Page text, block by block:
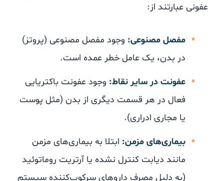
عفونی عبارتند از:
مفصل مصنوعی:وجود مفصل مصنوعی (پروتز)
در بدن، یک عامل خطر عمده است.
عفونت در سایر نقاط:وجود عفونت باکتریایی
فعال در هر قسمت دیگری از بدن (مثل پوست
یا مجاری ادراری).
بیماری‌های مزمن:ابتلا به بیماری‌های مزمن
مانند دیابت کنترل نشده یا آرتریت روماتوئید
(به دلیل مصرف داروهای سرکوب‌کننده سیستم